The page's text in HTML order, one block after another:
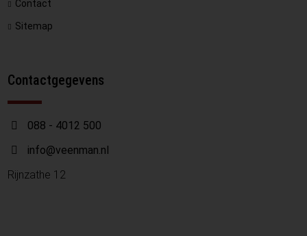
Contact
Sitemap
Contactgegevens
088 - 4012 500
info@veenman.nl
Rijnzathe 12